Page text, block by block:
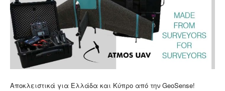
Αποκλειστικά για Ελλάδα και Κύπρο από την GeoSense!